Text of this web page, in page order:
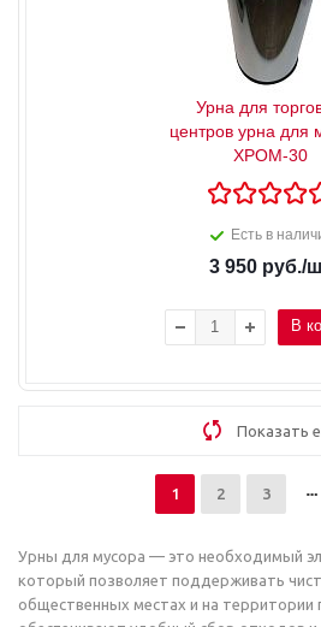
Урна для
центров урна для
ХРОМ-30
Есть в
3 950руб./
В
Показать
1 2 3
Урны для мусора — это необходимый
который позволяет поддерживать
общественных местах и на территории